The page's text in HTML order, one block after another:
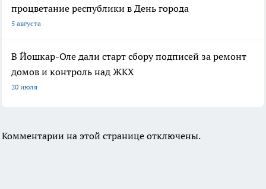
процветание республики в День города
5 августа
В Йошкар-Оле дали старт сбору подписей за ремонт
домов и контроль над ЖКХ
20 июля
Комментарии на этой странице отключены.